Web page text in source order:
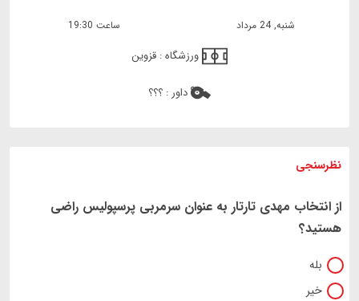
شنبه, 24 مرداد ساعت 19:30
ورزشگاه : قزوین
داور : ؟؟؟
نظرسنجی
از انتخاب مهدی تارتار به عنوان سرمربی پرسپولیس راضی
هستید؟
بله
خیر